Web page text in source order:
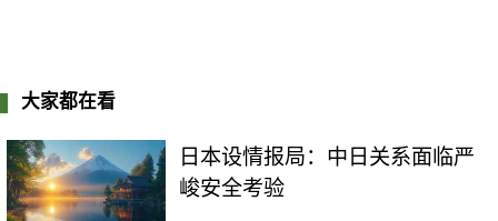
大家都在看
日本设情报局：中日关系面临严
峻安全考验